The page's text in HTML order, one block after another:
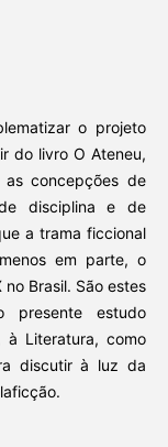
o projeto
do livro O Ateneu,
concepções de
disciplina e de
a trama ficcional
em parte, o
Brasil. São estes
presente estudo
à Literatura, como
discutir à luz da